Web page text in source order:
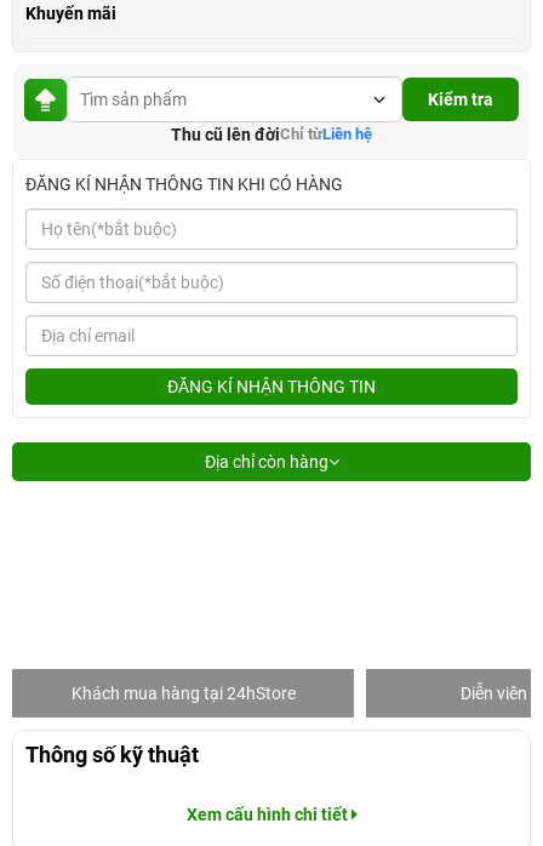
Khuyến mãi
Kiểm tra
Thu cũ lên đờiChỉ từLiên hệ
ĐĂNG KÍ NHẬN THÔNG TIN KHI CÓ HÀNG
ĐĂNG KÍ NHẬN THÔNG TIN
Địa chỉ còn hàng
Khách mua hàng tại 24hStore Diễn viên
Thông số kỹ thuật
Xem cấu hình chi tiết